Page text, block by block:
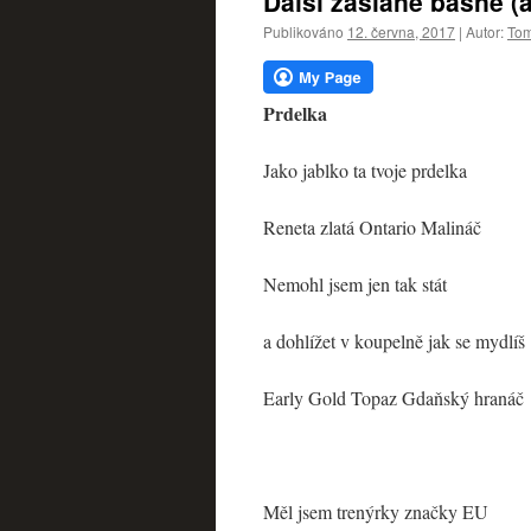
webu
Publikováno 12. června, 2017 | Autor:
Prdelka
Jako jablko ta tvoje prdelka
Reneta zlatá Ontario Malináč
Nemohl jsem jen tak stát
a dohlížet v koupelně jak se mydlíš
Early Gold Topaz Gdaňský hranáč
Měl jsem trenýrky značky EU